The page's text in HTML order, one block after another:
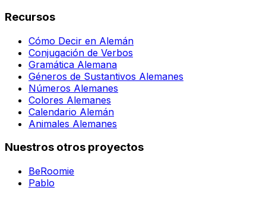
Recursos
Cómo Decir en Alemán
Conjugación de Verbos
Gramática Alemana
Géneros de Sustantivos Alemanes
Números Alemanes
Colores Alemanes
Calendario Alemán
Animales Alemanes
Nuestros otros proyectos
BeRoomie
Pablo